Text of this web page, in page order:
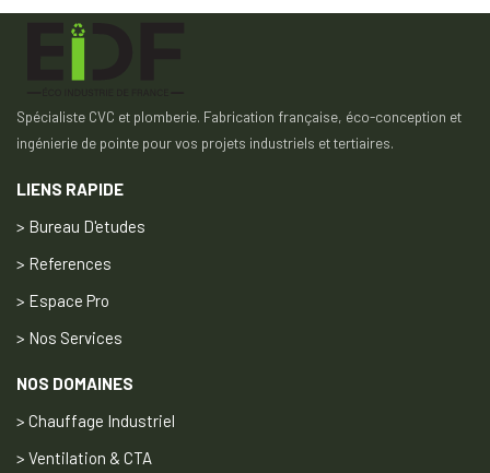
Spécialiste CVC et plomberie. Fabrication française, éco-conception et
ingénierie de pointe pour vos projets industriels et tertiaires.
LIENS RAPIDE
> Bureau D'etudes
> References
> Espace Pro
> Nos Services
NOS DOMAINES
> Chauffage Industriel
> Ventilation & CTA